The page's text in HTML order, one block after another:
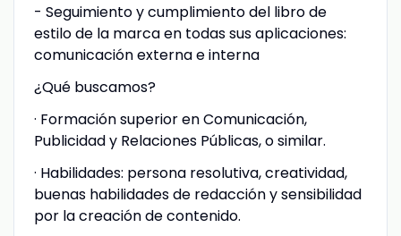
- Seguimiento y cumplimiento del libro de
estilo de la marca en todas sus aplicaciones:
comunicación externa e interna
¿Qué buscamos?
· Formación superior en Comunicación,
Publicidad y Relaciones Públicas, o similar.
· Habilidades: persona resolutiva, creatividad,
buenas habilidades de redacción y sensibilidad
por la creación de contenido.